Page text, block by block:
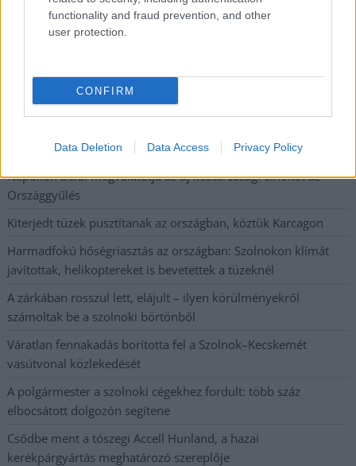
functionality and fraud prevention, and other
user protection.
CONFIRM
Data Deletion Data Access Privacy Policy
kapott, más fideszesek még kevesebbet vittek haza
A Szolnok megyei gazdák nagyon nem akarták a JÉGER
Csendélet 5.0: alig balesetveszélyes lépcső és remek
állapotban levő buszmegálló mutatja, hogy Szolnok mennyire
élhető város
Pénteken újra csökken a benzin és a gázolaj ára is
Napokon belül megválasztja az új köztársasági elnököt az
Országgyűlés
Kiterjedt tüzek pusztítanak az országban, köztük Karcagon
Harmadfokú hőségriasztás az országban: Szolnokon klímát
javítottak, helikoptereket is bevetettek a tüzeknél
A zárkában rosszul lett, elájult – ilyen körülményekről
számoltak be a szolnoki börtönből
Váratlan fennakadás borította fel a Szolnok–Kecskemét
vasútvonal közlekedését
A polgármester a szolnoki cégekhez fordult: több száz
elbocsátott dolgozón segítene
Csődbe ment a tószegi Accell Hunland, a hazai
kerékpárgyártás meghatározó szereplője